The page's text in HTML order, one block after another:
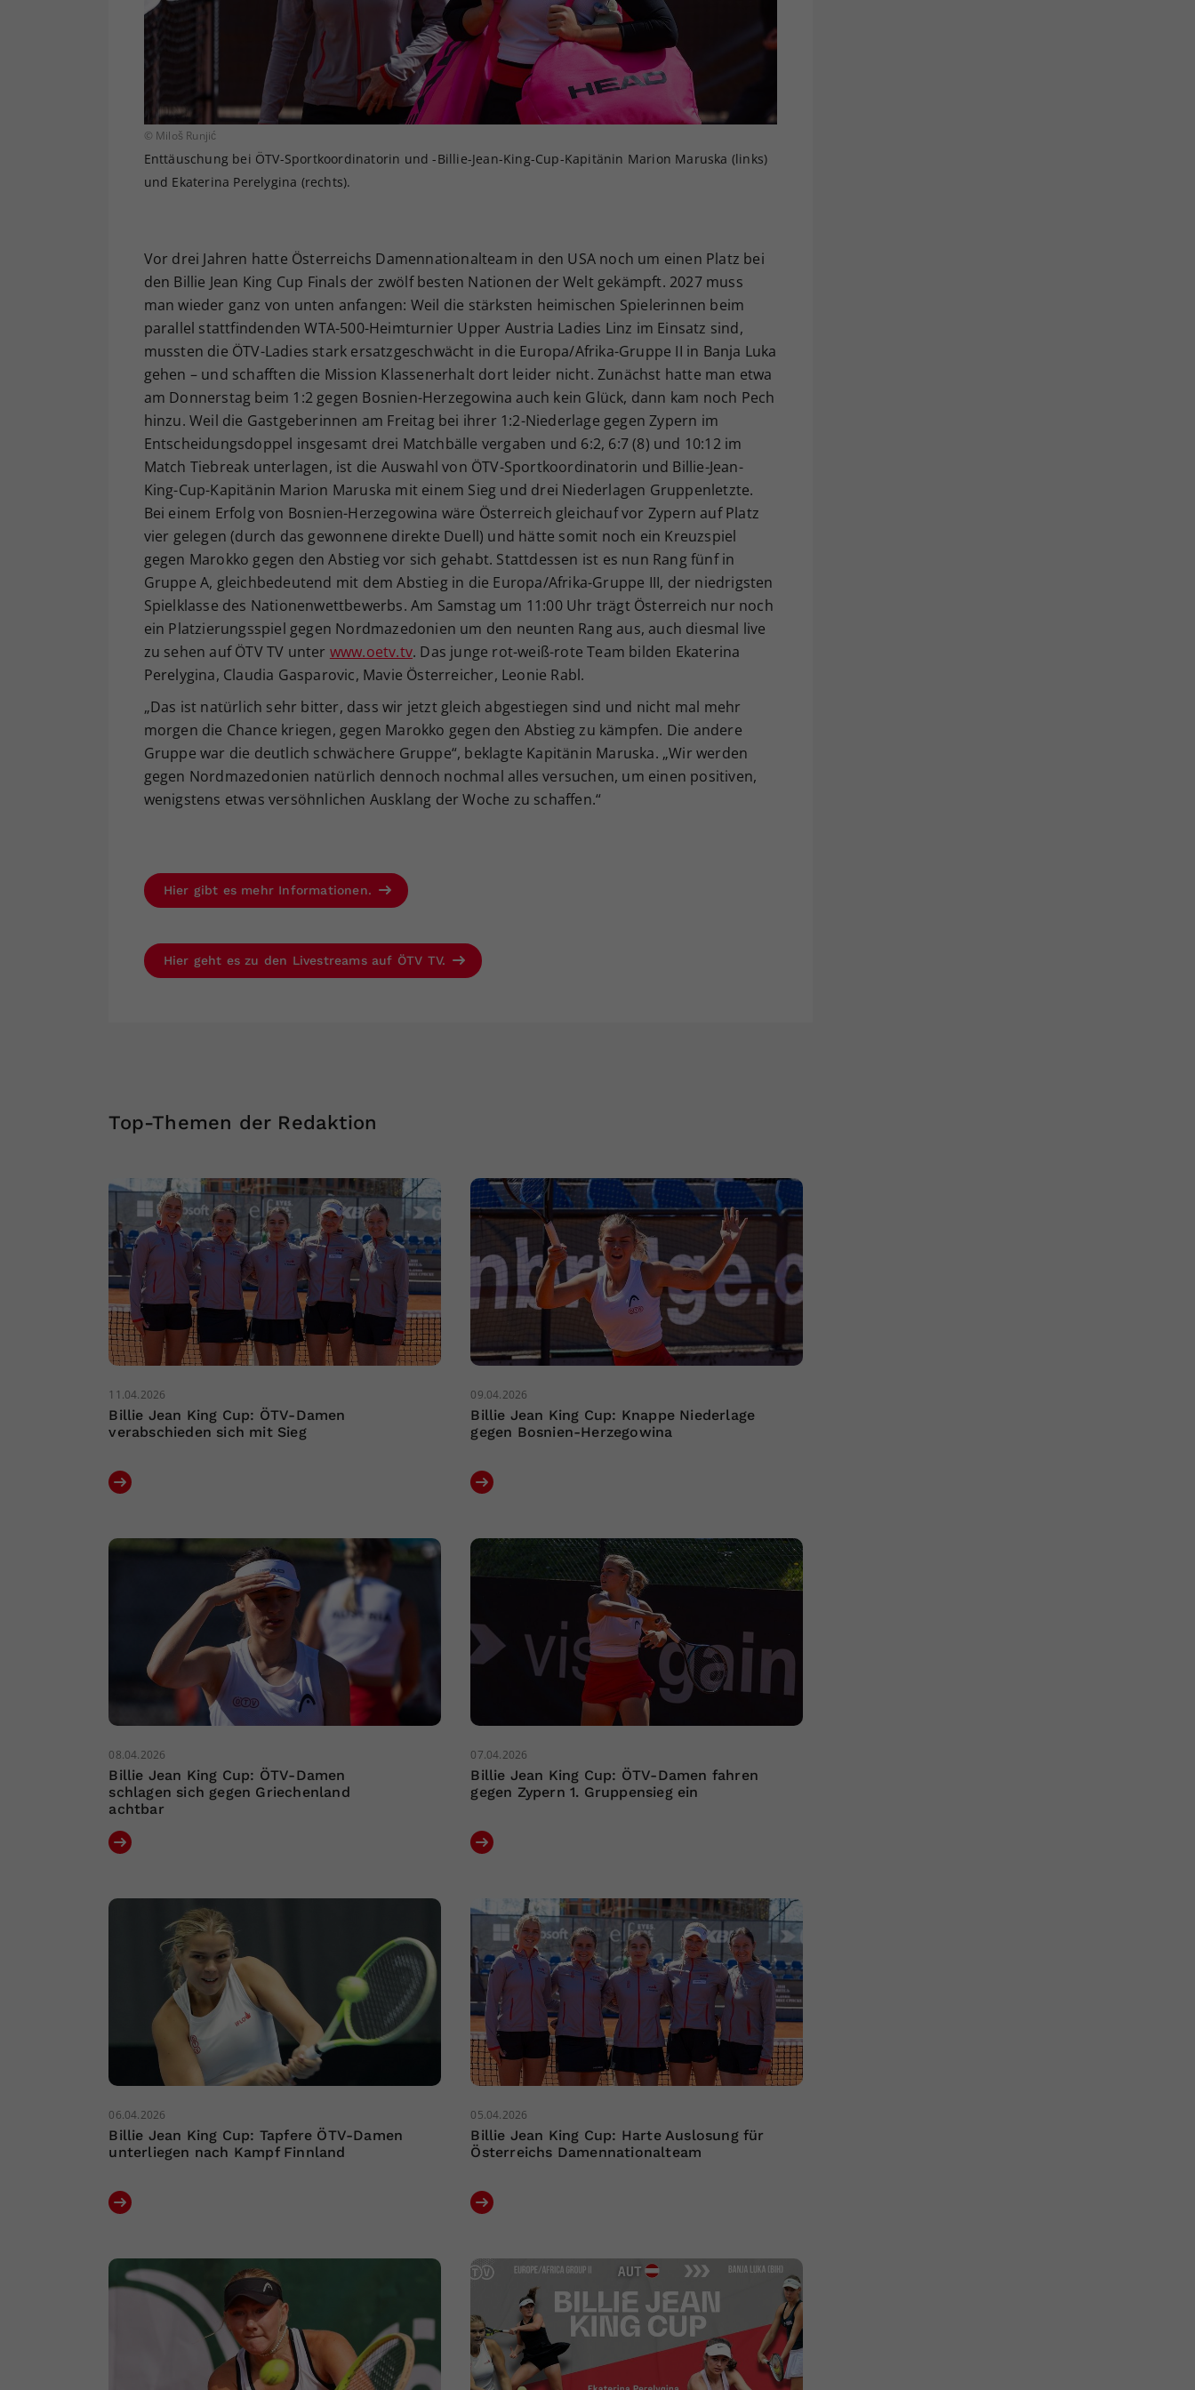
© Miloš Runjić
Enttäuschung bei ÖTV-Sportkoordinatorin und -Billie-Jean-King-Cup-Kapitänin Marion Maruska (links)
und Ekaterina Perelygina (rechts).
Vor drei Jahren hatte Österreichs Damennationalteam in den USA noch um einen Platz bei
den Billie Jean King Cup Finals der zwölf besten Nationen der Welt gekämpft. 2027 muss
man wieder ganz von unten anfangen: Weil die stärksten heimischen Spielerinnen beim
parallel stattfindenden WTA-500-Heimturnier Upper Austria Ladies Linz im Einsatz sind,
mussten die ÖTV-Ladies stark ersatzgeschwächt in die Europa/Afrika-Gruppe II in Banja Luka
gehen – und schafften die Mission Klassenerhalt dort leider nicht. Zunächst hatte man etwa
am Donnerstag beim 1:2 gegen Bosnien-Herzegowina auch kein Glück, dann kam noch Pech
hinzu. Weil die Gastgeberinnen am Freitag bei ihrer 1:2-Niederlage gegen Zypern im
Entscheidungsdoppel insgesamt drei Matchbälle vergaben und 6:2, 6:7 (8) und 10:12 im
Match Tiebreak unterlagen, ist die Auswahl von ÖTV-Sportkoordinatorin und Billie-Jean-
King-Cup-Kapitänin Marion Maruska mit einem Sieg und drei Niederlagen Gruppenletzte.
Bei einem Erfolg von Bosnien-Herzegowina wäre Österreich gleichauf vor Zypern auf Platz
vier gelegen (durch das gewonnene direkte Duell) und hätte somit noch ein Kreuzspiel
gegen Marokko gegen den Abstieg vor sich gehabt. Stattdessen ist es nun Rang fünf in
Gruppe A, gleichbedeutend mit dem Abstieg in die Europa/Afrika-Gruppe III, der niedrigsten
Spielklasse des Nationenwettbewerbs. Am Samstag um 11:00 Uhr trägt Österreich nur noch
ein Platzierungsspiel gegen Nordmazedonien um den neunten Rang aus, auch diesmal live
zu sehen auf ÖTV TV unter www.oetv.tv. Das junge rot-weiß-rote Team bilden Ekaterina
Perelygina, Claudia Gasparovic, Mavie Österreicher, Leonie Rabl.
„Das ist natürlich sehr bitter, dass wir jetzt gleich abgestiegen sind und nicht mal mehr
morgen die Chance kriegen, gegen Marokko gegen den Abstieg zu kämpfen. Die andere
Gruppe war die deutlich schwächere Gruppe“, beklagte Kapitänin Maruska. „Wir werden
gegen Nordmazedonien natürlich dennoch nochmal alles versuchen, um einen positiven,
wenigstens etwas versöhnlichen Ausklang der Woche zu schaffen.“
Hier gibt es mehr Informationen.
Hier geht es zu den Livestreams auf ÖTV TV.
Top-Themen der Redaktion
11.04.2026
Billie Jean King Cup: ÖTV-Damen
verabschieden sich mit Sieg
09.04.2026
Billie Jean King Cup: Knappe Niederlage
gegen Bosnien-Herzegowina
08.04.2026
Billie Jean King Cup: ÖTV-Damen
schlagen sich gegen Griechenland
achtbar
07.04.2026
Billie Jean King Cup: ÖTV-Damen fahren
gegen Zypern 1. Gruppensieg ein
06.04.2026
Billie Jean King Cup: Tapfere ÖTV-Damen
unterliegen nach Kampf Finnland
05.04.2026
Billie Jean King Cup: Harte Auslosung für
Österreichs Damennationalteam
Ihrer vorgenommen Einstellungen, falls der
Webseiten-Betreiber dies eingestellt hat.